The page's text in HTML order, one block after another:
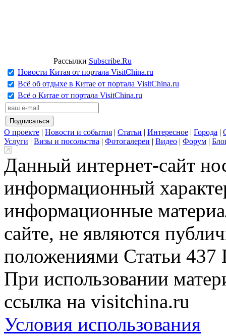
Рассылки Subscribe.Ru
Новости Китая от портала VisitChina.ru
Всё об отдыхе в Китае от портала VisitChina.ru
Всё о Китае от портала VisitChina.ru
О проекте | Новости и события | Статьи | Интересное | Города |
Услуги | Визы и посольства | Фотогалереи | Видео | Форум |
Данный интернет-сайт
информационный
информационные
сайте, не являются
положениями Статьи 437
При использовании
ссылка на visitchina.ru
Условия использования